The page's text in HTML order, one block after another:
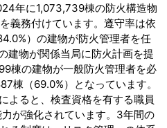
年に1,073,739棟の防火構造物
義務付けています。遵守率は依
）の建物が防火管理者を任
建物が関係当局に防火計画を提
棟の建物が一般防火管理者を必
棟（69.0%）となっています。
よると、検査資格を有する職員
が強化されています。3年間の